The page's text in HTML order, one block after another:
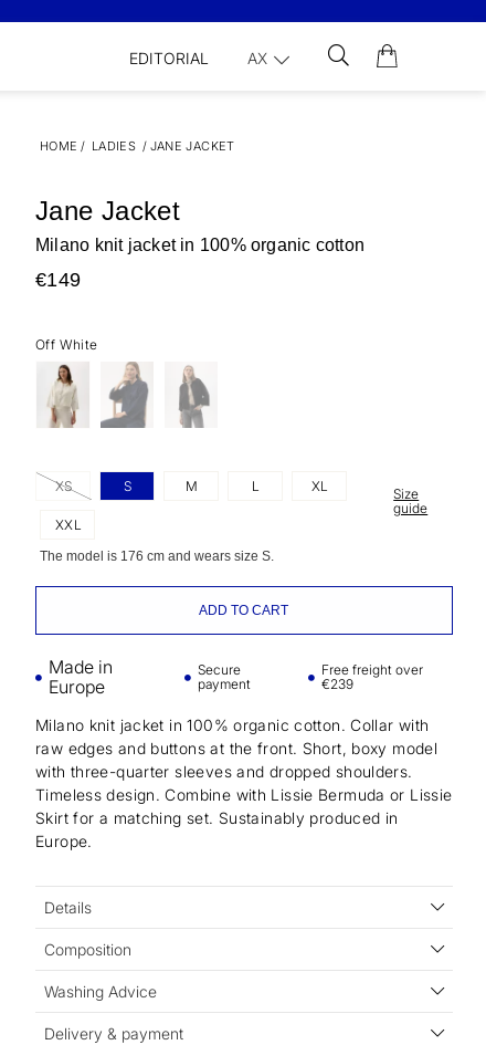
EDITORIAL AX
HOME / LADIES / JANE JACKET
Jane Jacket
Milano knit jacket in 100% organic cotton
€149
Off White
XS S M L XL
XXL
Size
guide
The model is 176 cm and wears size S.
ADD TO CART
Made in
Europe
Secure
payment
Free freight over
€239
Milano knit jacket in 100% organic cotton. Collar with
raw edges and buttons at the front. Short, boxy model
with three-quarter sleeves and dropped shoulders.
Timeless design. Combine with Lissie Bermuda or Lissie
Skirt for a matching set. Sustainably produced in
Europe.
Details
Composition
Washing Advice
Delivery & payment